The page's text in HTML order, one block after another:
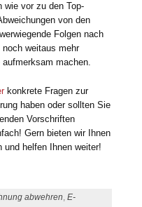
wie vor zu den Top-
von den
Folgen nach
weitaus mehr
aufmerksam machen.
konkrete Fragen zur
haben oder sollten Sie
Vorschriften
Gern bieten wir Ihnen
und helfen Ihnen weiter!
abwehren ,E-